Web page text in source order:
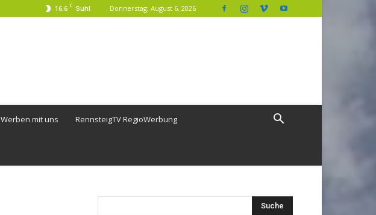
16.6 C Suhl Donnerstag, August 6, 2026
Werben mit uns RennsteigTV RegioWerbung